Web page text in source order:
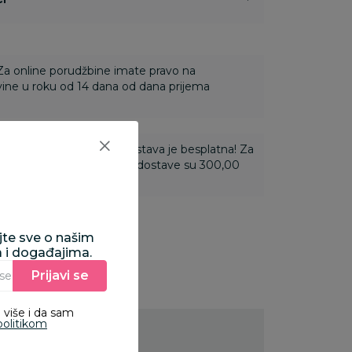
online porudžbine imate pravo na
u roku od 14 dana od dana prijema
3.500,00 rsd i više dostava je besplatna! Za
3.499,99 rsd troškovi dostave su 300,00
sve o našim
i događajima.
Unesite Vašu e‑mail adresu da biste se prijavili na newsletter.
Prijavi se
i da sam